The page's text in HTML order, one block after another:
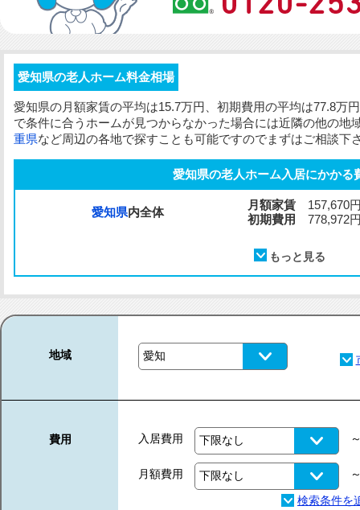
愛知県の老人ホーム料金相場
愛知県の月額家賃の平均は15.7万円、 初期費用の平均は77.8万
で条件に合うホームが見つからなかった場合には近隣の他の地
重県など周辺の各地で探すことも可能ですのでまずはご相談下
愛知県の老人ホーム入居にかかる
愛知県内全体
月額家賃 157,670
初期費用
778,972
地域
費用 入居費用
月額費用